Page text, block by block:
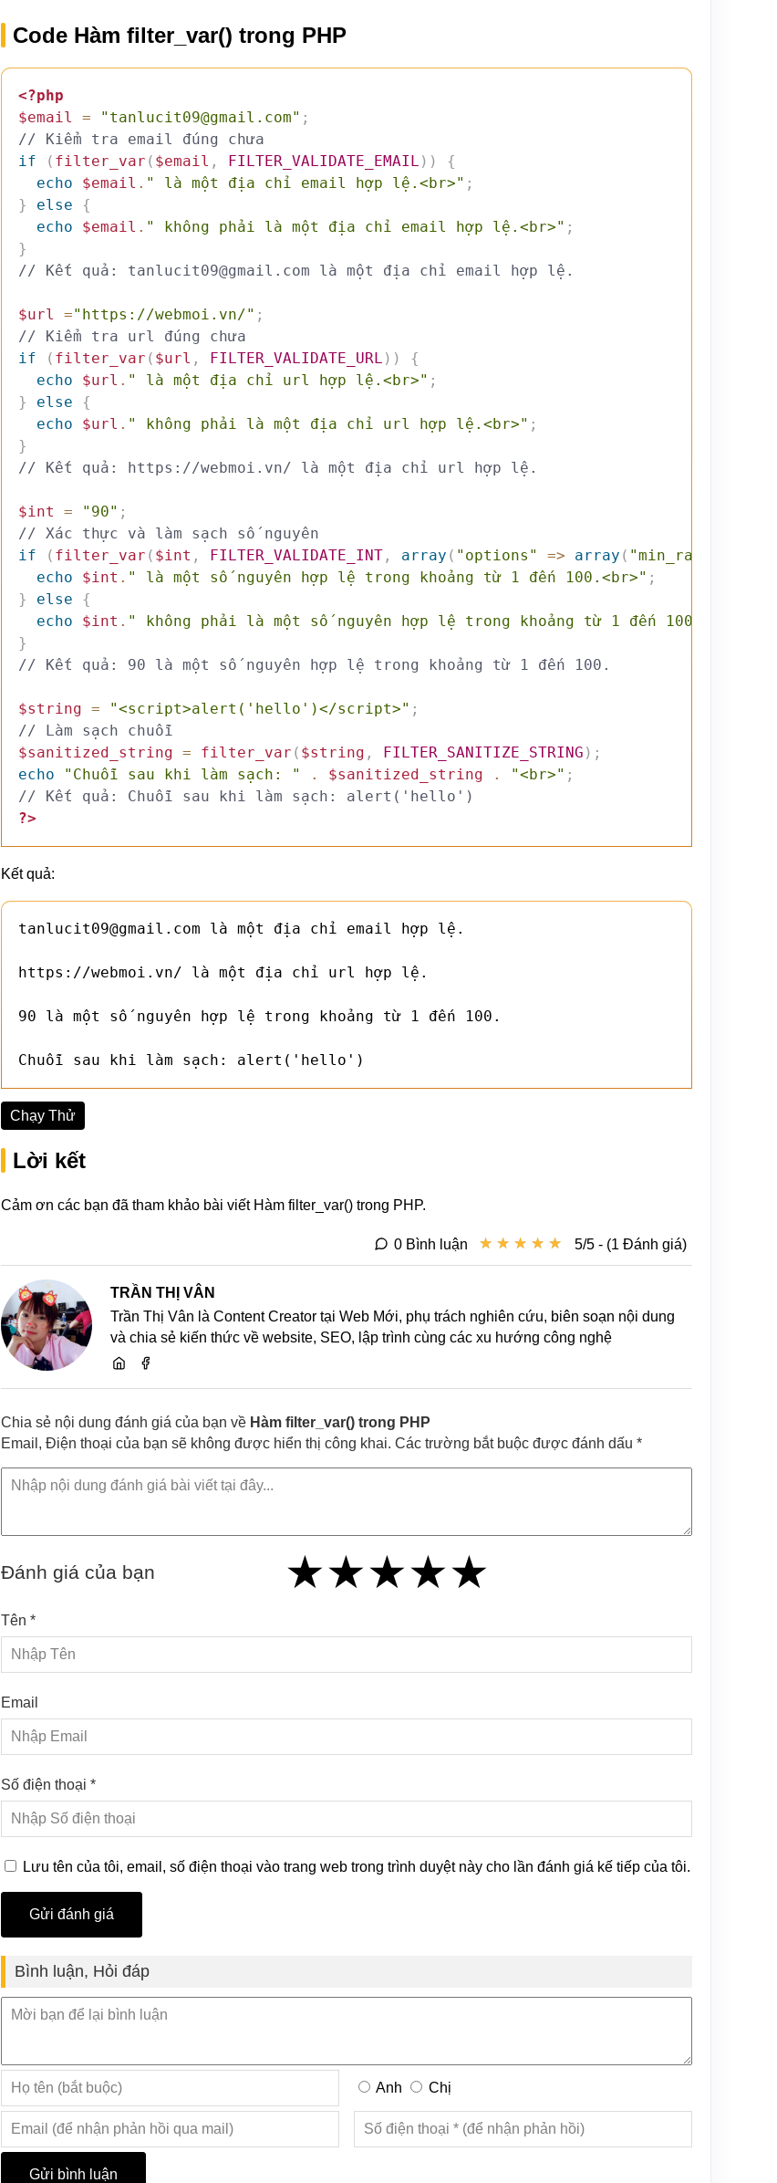
Code Hàm filter_var() trong PHP
<?php
$email
= "tanlucit09@gmail.com" ;
// Kiểm tra email đúng chưa
if
( filter_var ( $email , FILTER_VALIDATE_EMAIL ) )
{
echo
$email . " là một địa chỉ email hợp lệ.<br>" ;
}
else
{
echo
$email . " không phải là một địa chỉ email hợp lệ.<br>" ;
}
// Kết quả: tanlucit09@gmail.com là một địa chỉ email hợp lệ.
$url ="https://webmoi.vn/" ;
// Kiểm tra url đúng chưa
if
( filter_var ( $url , FILTER_VALIDATE_URL ) )
{
echo
$url . " là một địa chỉ url hợp lệ.<br>" ;
}
else
{
echo
$url . " không phải là một địa chỉ url hợp lệ.<br>" ;
}
// Kết quả: https://webmoi.vn/ là một địa chỉ url hợp lệ.
$int = "90" ;
// Xác thực và làm sạch số nguyên
if
( filter_var ( $int , FILTER_VALIDATE_INT , array ( "options" => array ( "min_range"
echo
$int . " là một số nguyên hợp lệ trong khoảng từ 1 đến 100.<br>" ;
}
else
{
echo
$int . " không phải là một số nguyên hợp lệ trong khoảng từ 1 đến 100.<br>"
}
// Kết quả: 90 là một số nguyên hợp lệ trong khoảng từ 1 đến 100.
$string = "<script>alert('hello')</script>" ;
// Làm sạch chuỗi
$sanitized_string = filter_var ( $string , FILTER_SANITIZE_STRING ) ;
echo
"Chuỗi sau khi làm sạch: " . $sanitized_string . "<br>" ;
// Kết quả: Chuỗi sau khi làm sạch: alert('hello')
?>
Kết quả:
tanlucit09@gmail.com là một địa chỉ email hợp lệ.
https://webmoi.vn/ là một địa chỉ url hợp lệ.
90 là một số nguyên hợp lệ trong khoảng từ 1 đến 100.
Chuỗi sau khi làm sạch: alert('hello')
Chạy Thử
Lời kết
Cảm ơn các bạn đã tham khảo bài viết Hàm filter_var() trong PHP.
★ ★ ★ ★ ★
★ ★ ★ ★ ★ 5/5 - (1 Đánh giá)
0 Bình luận
TRẦN THỊ VÂN
Trần Thị Vân là Content Creator tại Web Mới, phụ trách nghiên cứu, biên soạn nội dung
và chia sẻ kiến thức về website, SEO, lập trình cùng các xu hướng công nghệ
Chia sẻ nội dung đánh giá của bạn về Hàm filter_var() trong PHP
Email, Điện thoại của bạn sẽ không được hiển thị công khai. Các trường bắt buộc được đánh dấu *
Đánh giá của bạn ★
★★
★★★
★★★★
★★★★★
Tên *
Email
Số điện thoại *
Lưu tên của tôi, email, số điện thoại vào trang web trong trình duyệt này cho lần đánh giá kế tiếp của tôi.
Bình luận, Hỏi đáp
Anh Chị